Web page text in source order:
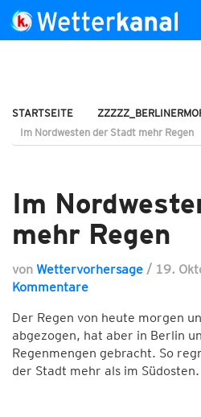
STARTSEITE
Im Nordwesten der Stadt mehr Regen
Im
mehr Regen
von Wettervorhersage / 19.
Kommentare
Der Regen von heute morgen
abgezogen, hat aber in Berlin
Regenmengen gebracht. So
der Stadt mehr als im Südosten.